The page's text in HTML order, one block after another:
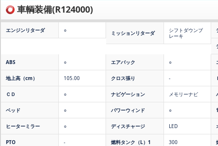
車輌装備(R124000)
エンジンリターダ ○ ミッションリターダ
シフトダウンブ
レーキ
ABS ○ エアバック ○
地上高（cm） 105.00 クロス張り -
ＣＤ ○ ナビゲーション メモリーナビ
ベッド ○ パワーウィンド ○
ヒーターミラー ○ ディスチャージ LED
PTO - 燃料タンク（L）1 300